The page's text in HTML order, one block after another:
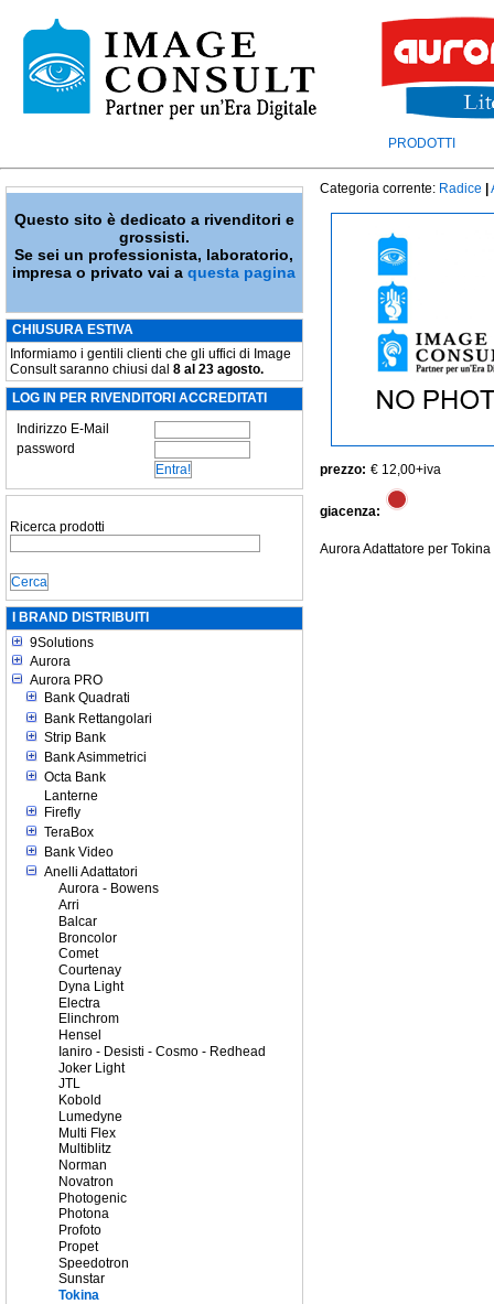
PRODOTTI
Questo sito è dedicato a rivenditori e
grossisti.
Se sei un professionista, laboratorio,
impresa o privato vai aquesta pagina
CHIUSURA ESTIVA
Informiamo i gentili clienti che gli uffici di Image
Consult saranno chiusi dal 8 al 23 agosto.
LOG IN PER RIVENDITORI ACCREDITATI
Indirizzo E-Mail
password
Ricerca prodotti
I BRAND DISTRIBUITI
9Solutions
Aurora
Aurora PRO
Bank Quadrati
Bank Rettangolari
Strip Bank
Bank Asimmetrici
Octa Bank
Lanterne
Firefly
TeraBox
Bank Video
Anelli Adattatori
Aurora - Bowens
Arri
Balcar
Broncolor
Comet
Courtenay
Dyna Light
Electra
Elinchrom
Hensel
Ianiro - Desisti - Cosmo - Redhead
Joker Light
JTL
Kobold
Lumedyne
Multi Flex
Multiblitz
Norman
Novatron
Photogenic
Photona
Profoto
Propet
Speedotron
Sunstar
Tokina
Categoria corrente: Radice
prezzo: € 12,00+iva
giacenza:
Aurora Adattatore per Tokina